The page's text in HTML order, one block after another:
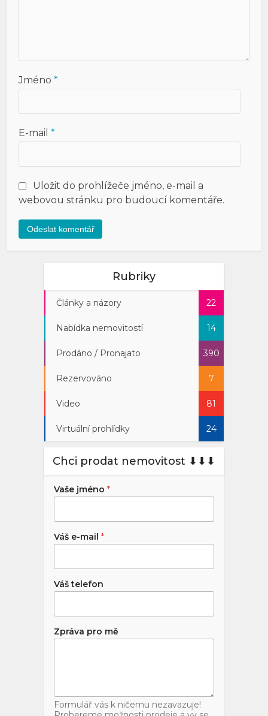
Jméno*
E-mail*
Uložit do prohlížeče jméno, e-mail a
webovou stránku pro budoucí komentáře.
Rubriky
Články a názory 22
Nabídka nemovitostí 14
Prodáno / Pronajato 390
Rezervováno 7
Video 81
Virtuální prohlídky 24
Chci prodat nemovitost ⬇︎⬇︎⬇︎
Vaše jméno *
Váš e-mail *
Váš telefon
Zpráva pro mě
Formulář vás k ničemu nezavazuje!